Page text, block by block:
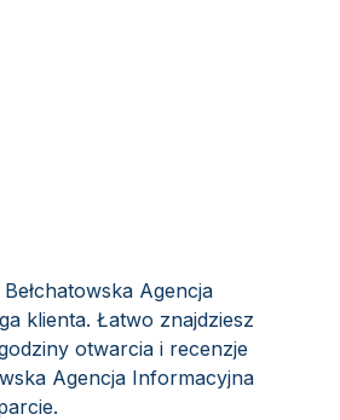
Agencja
klienta. Łatwo znajdziesz
otwarcia i recenzje
Agencja Informacyjna